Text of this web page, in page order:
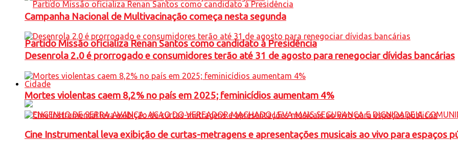
Partido Missão oficializa Renan Santos como candidato à Presidência
Cidade
Campanha Nacional de Multivacinação começa nesta segunda
Desenrola 2.0 é prorrogado e consumidores terão até 31 de agosto para renegociar dívidas bancárias
Mortes violentas caem 8,2% no país em 2025; feminicídios aumentam 4%
Cine Instrumental leva exibição de curtas-metragens e apresentações musicais ao vivo para espaços